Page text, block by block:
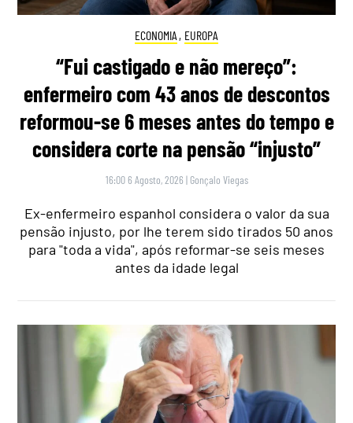
ECONOMIA , EUROPA
“Fui castigado e não mereço”:
enfermeiro com 43 anos de descontos
reformou-se 6 meses antes do tempo e
considera corte na pensão “injusto”
16:00 6 Agosto, 2026 | Gonçalo Viegas
Ex-enfermeiro espanhol considera o valor da sua
pensão injusto, por lhe terem sido tirados 50 anos
para "toda a vida", após reformar-se seis meses
antes da idade legal